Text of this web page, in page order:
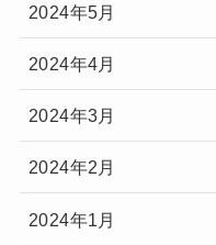
2024年5月
2024年4月
2024年3月
2024年2月
2024年1月